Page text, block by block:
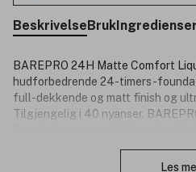
BeskrivelseBrukIngredienser
BAREPRO 24H Matte Comfort
hudforbedrende 24-timers-
full-dekkende og matt finish og
Tilgjengelig i 40 nyanser.
huden elsker, for å gi pustende,
Les